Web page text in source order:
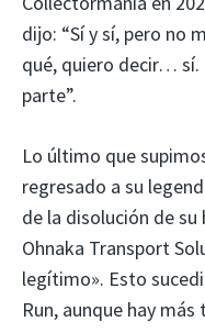
dijo: “Sí y sí, pero no
qué, quiero decir… sí.
parte”.
Lo último que
regresado a su
de la disolución de
Ohnaka Transport
legítimo». Esto
Run, aunque hay